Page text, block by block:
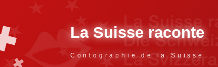
La Suisse raconte
Contographie de la Suisse